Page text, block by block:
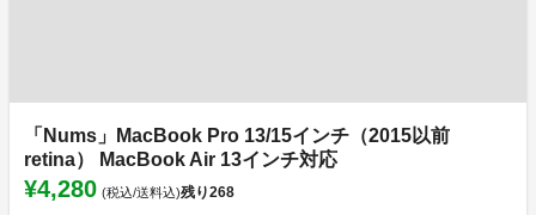
「Nums」MacBook Pro 13/15インチ（2015以前
retina） MacBook Air 13インチ対応
¥4,280 (税込/送料込)残り268